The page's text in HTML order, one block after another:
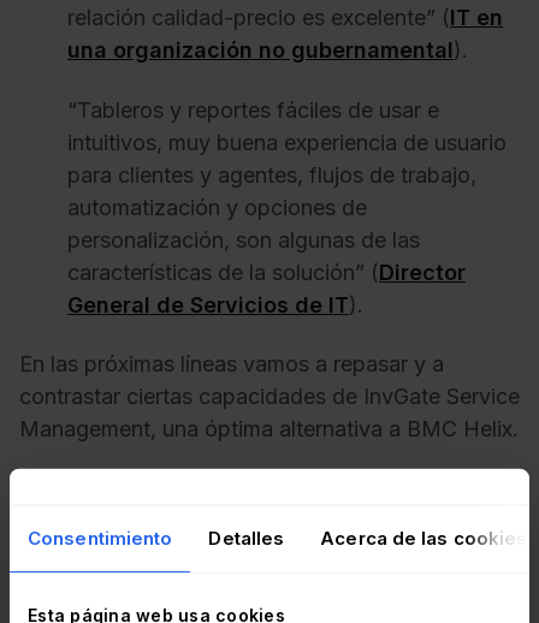
Consentimiento Detalles Acerca de las cookies
Esta página web usa cookies
relación calidad-precio es excelente” (IT en
una organización no gubernamental).
“Tableros y reportes fáciles de usar e
intuitivos, muy buena experiencia de usuario
para clientes y agentes, flujos de trabajo,
automatización y opciones de
personalización, son algunas de las
características de la solución” (Director
General de Servicios de IT).
En las próximas líneas vamos a repasar y a
contrastar ciertas capacidades de InvGate Service
Management, una óptima alternativa a BMC Helix.